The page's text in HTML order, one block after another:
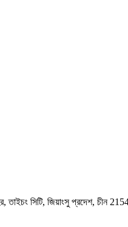
তাইচং সিটি, জিয়াংসু প্রদেশ, চীন